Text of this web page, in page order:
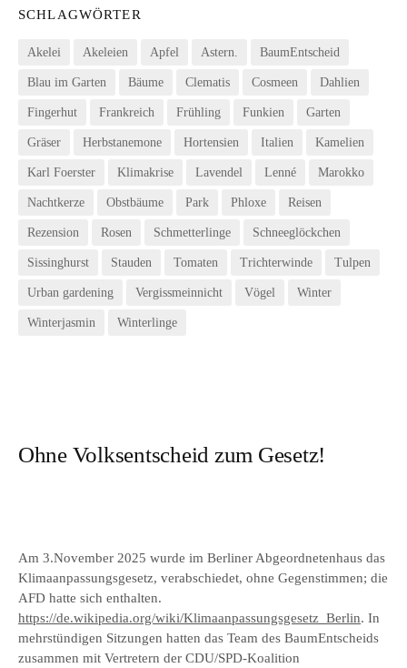
SCHLAGWÖRTER
Akelei Akeleien Apfel Astern. BaumEntscheid
Blau im Garten Bäume Clematis Cosmeen Dahlien
Fingerhut Frankreich Frühling Funkien Garten
Gräser Herbstanemone Hortensien Italien Kamelien
Karl Foerster Klimakrise Lavendel Lenné Marokko
Nachtkerze Obstbäume Park Phloxe Reisen
Rezension Rosen Schmetterlinge Schneeglöckchen
Sissinghurst Stauden Tomaten Trichterwinde Tulpen
Urban gardening Vergissmeinnicht Vögel Winter
Winterjasmin Winterlinge
Ohne Volksentscheid zum Gesetz!
Am 3.November 2025 wurde im Berliner Abgeordnetenhaus das
Klimaanpassungsgesetz, verabschiedet, ohne Gegenstimmen; die
AFD hatte sich enthalten.
https://de.wikipedia.org/wiki/Klimaanpassungsgesetz_Berlin. In
mehrstündigen Sitzungen hatten das Team des BaumEntscheids
zusammen mit Vertretern der CDU/SPD-Koalition